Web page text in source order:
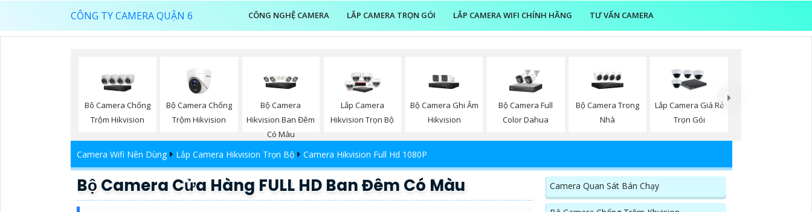
CÔNG TY CAMERA QUẬN 6 CÔNG NGHỆ CAMERA LẮP CAMERA TRỌN GÓI LẮP CAMERA WIFI CHÍNH HÃNG TƯ VẤN CAMERA
Bô Camera Chống
Trộm Hikvision
Bộ Camera Chống
Trộm Hikvision
Bộ Camera
Hikvision Ban Đêm
Có Màu
Lắp Camera
Hikvision Trọn Bộ
Bộ Camera Ghi Âm
Hikvision
Bộ Camera Full
Color Dahua
Bộ Camera Trong
Nhà
Lắp Camera Giá Rẻ
Trọn Gói
Camera Wifi Nên Dùng Lắp Camera Hikvision Trọn Bộ Camera Hikvision Full Hd 1080P
Bộ Camera Cửa Hàng FULL HD Ban Đêm Có Màu Camera Quan Sát Bán Chạy